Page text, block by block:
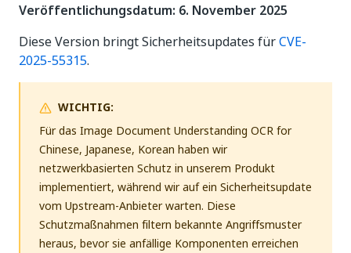
Veröffentlichungsdatum: 6. November 2025
Diese Version bringt Sicherheitsupdates fürCVE-
2025-55315.
WICHTIG:
Für das Image Document Understanding OCR for
Chinese, Japanese, Korean haben wir
netzwerkbasierten Schutz in unserem Produkt
implementiert, während wir auf ein Sicherheitsupdate
vom Upstream-Anbieter warten. Diese
Schutzmaßnahmen filtern bekannte Angriffsmuster
heraus, bevor sie anfällige Komponenten erreichen